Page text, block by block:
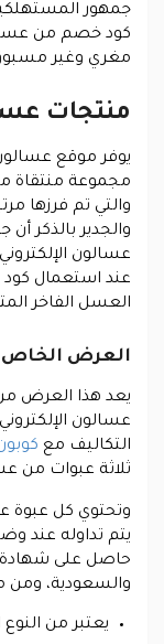
جمهور
كود خصم من
مغري وغير
منتجات
يوفر موقع
مجموعة منتقاة
والتي تم فرزها
والجدير بالذكر
عسالون
عند استعمال
العسل الفاخر
العرض الخاص
يعد هذا العرض
عسالون
التكاليف مع
ثلاثة عبوات من
وتحتوي كل عبوة
يتم تداوله عند
حاصل على شهادة
والسعودية، ومن
يعتبر من النوع